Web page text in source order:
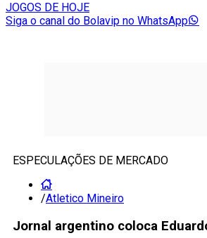
JOGOS DE HOJE
Siga o canal do Bolavip no WhatsApp
ESPECULAÇÕES DE MERCADO
/Atletico Mineiro
Jornal argentino coloca